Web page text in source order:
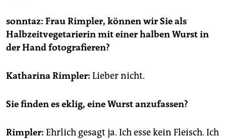
genossenschaft
epaper login
sonntaz: Frau Rimpler, können wir Sie als
Halbzeitvegetarierin mit einer halben Wurst in
der Hand fotografieren?
Katharina Rimpler: Lieber nicht.
Sie finden es eklig, eine Wurst anzufassen?
Rimpler: Ehrlich gesagt ja. Ich esse kein Fleisch. Ich